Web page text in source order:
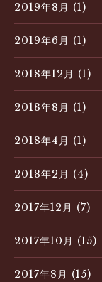
2019年8月 (1)
2019年6月 (1)
2018年12月 (1)
2018年8月 (1)
2018年4月 (1)
2018年2月 (4)
2017年12月 (7)
2017年10月 (15)
2017年8月 (15)